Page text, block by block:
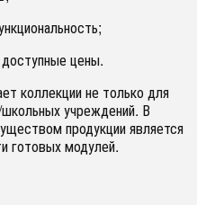
цены.
коллекции не только для
учреждений. В
продукции является
готовых модулей.